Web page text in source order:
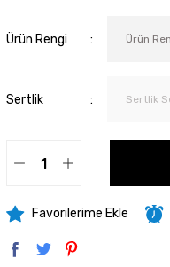
Ürün Rengi
Sertlik